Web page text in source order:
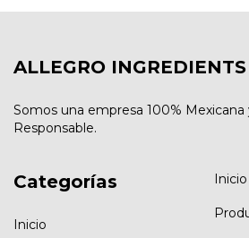
ALLEGRO INGREDIENTS
Somos una empresa 100%
Responsable.
Categorías
Inicio
Inicio